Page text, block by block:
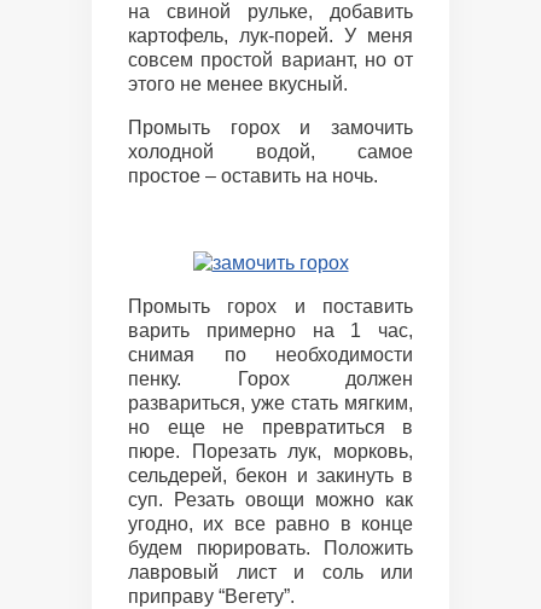
на свиной рульке, добавить
картофель, лук-порей. У меня
совсем простой вариант, но от
этого не менее вкусный.
Промыть горох и замочить
холодной водой, самое
простое – оставить на ночь.
Промыть горох и поставить
варить примерно на 1 час,
снимая по необходимости
пенку. Горох должен
развариться, уже стать мягким,
но еще не превратиться в
пюре. Порезать лук, морковь,
сельдерей, бекон и закинуть в
суп. Резать овощи можно как
угодно, их все равно в конце
будем пюрировать. Положить
лавровый лист и соль или
приправу “Вегету”.